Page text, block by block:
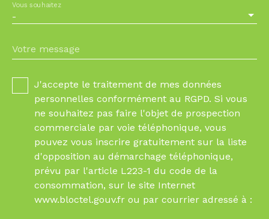
-
Vous souhaitez
Votre message
J'accepte le traitement de mes données
personnelles conformément au RGPD. Si vous
ne souhaitez pas faire l'objet de prospection
commerciale par voie téléphonique, vous
pouvez vous inscrire gratuitement sur la liste
d'opposition au démarchage téléphonique,
prévu par l'article L223-1 du code de la
consommation, sur le site Internet
www.bloctel.gouv.fr ou par courrier adressé à :